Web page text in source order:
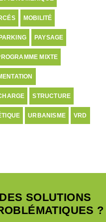
MOBILITÉ
PARKING PAYSAGE
MIXTE
STRUCTURE
URBANISME VRD
SOLUTIONS
?